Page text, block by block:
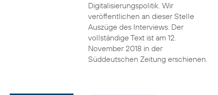
Digitalisierungspolitik. Wir
veröffentlichen an dieser Stelle
Auszüge des Interviews. Der
vollständige Text ist am 12.
November 2018 in der
Süddeutschen Zeitung erschienen.